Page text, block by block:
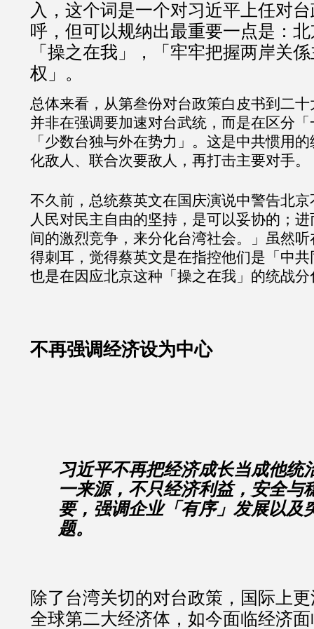
入，这个词是一个对习近平上任对
呼，但可以规纳出最重要一点是：
「操之在我」，「牢牢把握两岸关
权」。
总体来看，从第叁份对台政策白皮书到二
并非在强调要加速对台武统，而是在区分「
「少数台独与外在势力」。这是中共惯用
化敌人、联合次要敌人，再打击主要对手。
不久前，总统蔡英文在国庆演说中警告北
人民对民主自由的坚持，是可以妥协的；
间的激烈竞争，来分化台湾社会。」虽然
得刺耳，觉得蔡英文是在指控他们是「中
也是在因应北京这种「操之在我」的统战分
不再强调经济设为中心
习近平不再把经济成长当成他统
一来源，不只经济利益，安全与
要，强调企业「有序」发展以及
题。
除了台湾关切的对台政策，国际上
全球第二大经济体，如今面临经济